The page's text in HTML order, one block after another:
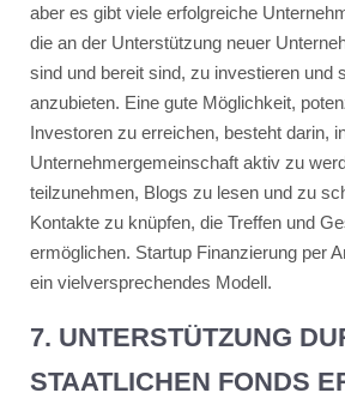
aber es gibt viele erfolgreiche
die an der Unterstützung neuer
sind und bereit sind, zu investieren und
anzubieten. Eine gute Möglichkeit,
Investoren zu erreichen, besteht darin,
Unternehmergemeinschaft aktiv zu
teilzunehmen, Blogs zu lesen und zu
Kontakte zu knüpfen, die Treffen und
ermöglichen. Startup Finanzierung per
ein vielversprechendes Modell.
7. UNTERSTÜTZUNG
STAATLICHEN FONDS